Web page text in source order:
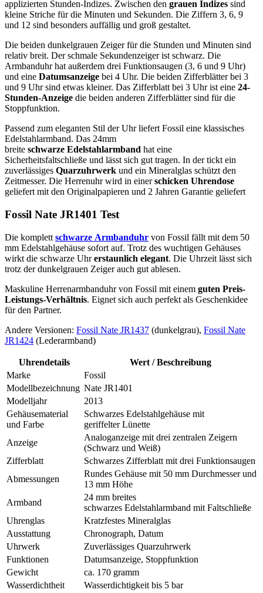
applizierten Stunden-Indizes. Zwischen den grauen Indizes sind
kleine Striche für die Minuten und Sekunden. Die Ziffern 3, 6, 9
und 12 sind besonders auffällig und groß gestaltet.
Die beiden dunkelgrauen Zeiger für die Stunden und Minuten sind
relativ breit. Der schmale Sekundenzeiger ist schwarz. Die
Armbanduhr hat außerdem drei Funktionsaugen (3, 6 und 9 Uhr)
und eine Datumsanzeige bei 4 Uhr. Die beiden Zifferblätter bei 3
und 9 Uhr sind etwas kleiner. Das Zifferblatt bei 3 Uhr ist eine 24-
Stunden-Anzeige die beiden anderen Zifferblätter sind für die
Stoppfunktion.
Passend zum eleganten Stil der Uhr liefert Fossil eine klassisches
Edelstahlarmband. Das 24mm
breite schwarze Edelstahlarmband hat eine
Sicherheitsfaltschließe und lässt sich gut tragen. In der tickt ein
zuverlässiges Quarzuhrwerk und ein Mineralglas schützt den
Zeitmesser. Die Herrenuhr wird in einerschicken Uhrendose
geliefert mit den Originalpapieren und 2 Jahren Garantie geliefert
Fossil Nate JR1401 Test
Die komplett schwarze Armbanduhr von Fossil fällt mit dem 50
mm Edelstahlgehäuse sofort auf. Trotz des wuchtigen Gehäuses
wirkt die schwarze Uhrerstaunlich elegant. Die Uhrzeit lässt sich
trotz der dunkelgrauen Zeiger auch gut ablesen.
Maskuline Herrenarmbanduhr von Fossil mit einem guten Preis-
Leistungs-Verhältnis. Eignet sich auch perfekt als Geschenkidee
für den Partner.
Andere Versionen: Fossil Nate JR1437 (dunkelgrau), Fossil Nate
JR1424 (Lederarmband)
Uhrendetails
Wert / Beschreibung
Marke
Fossil
Modellbezeichnung Nate JR1401
Modelljahr
2013
Gehäusematerial
und Farbe
Schwarzes Edelstahlgehäuse mit
geriffelter Lünette
Anzeige
Analoganzeige mit drei zentralen Zeigern
(Schwarz und Weiß)
Zifferblatt
Schwarzes Zifferblatt mit drei Funktionsaugen
Abmessungen
Rundes Gehäuse mit 50 mm Durchmesser und
13 mm Höhe
Armband
24 mm breites
schwarzes Edelstahlarmband mit Faltschließe
Uhrenglas
Kratzfestes Mineralglas
Ausstattung
Chronograph, Datum
Uhrwerk
Zuverlässiges Quarzuhrwerk
Funktionen
Datumsanzeige, Stoppfunktion
Gewicht
ca. 170 gramm
Wasserdichtheit
Wasserdichtigkeit bis 5 bar